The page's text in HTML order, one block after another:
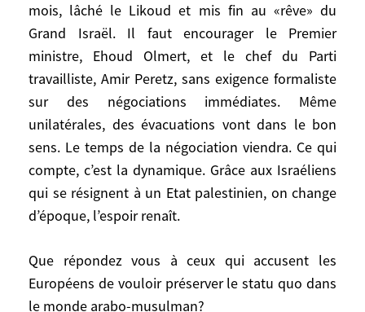
mois, lâché le Likoud et mis fin au «rêve» du
Grand Israël. Il faut encourager le Premier
ministre, Ehoud Olmert, et le chef du Parti
travailliste, Amir Peretz, sans exigence formaliste
sur des négociations immédiates. Même
unilatérales, des évacuations vont dans le bon
sens. Le temps de la négociation viendra. Ce qui
compte, c’est la dynamique. Grâce aux Israéliens
qui se résignent à un Etat palestinien, on change
d’époque, l’espoir renaît.
Que répondez vous à ceux qui accusent les
Européens de vouloir préserver le statu quo dans
le monde arabo-musulman?
incohérent d’exiger des élections
démocratiques et de décréter ensuite l’état
de siège contre les Palestinien qui n’ont
pas voté dans le sens requis! Cela ruine le
message démocratique de l’Occident. C’est
une faute morale et politique. C’est une
erreur d’avoir interrompu l’aide aux
Palestiniens. C’est une erreur de ne pas
parler avec le Hamas. Parler ne veut pas
on a raison !
Mais le plus important, c’est que les